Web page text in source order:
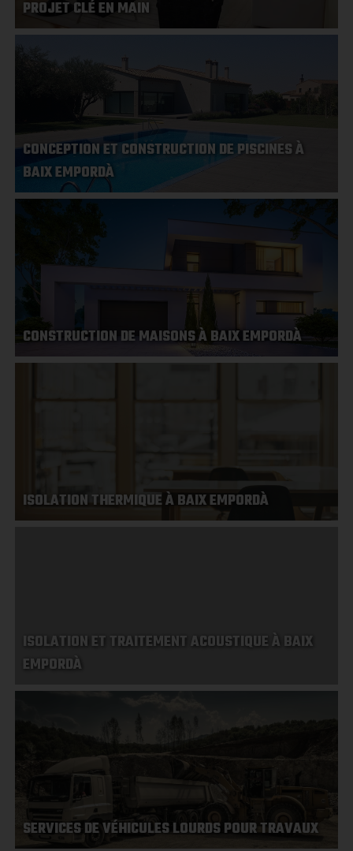
PROJET CLÉ EN MAIN
CONCEPTION ET CONSTRUCTION DE PISCINES À
BAIX EMPORDÀ
CONSTRUCTION DE MAISONS À BAIX EMPORDÀ
ISOLATION THERMIQUE À BAIX EMPORDÀ
ISOLATION ET TRAITEMENT ACOUSTIQUE À BAIX
EMPORDÀ
SERVICES DE VÉHICULES LOURDS POUR TRAVAUX